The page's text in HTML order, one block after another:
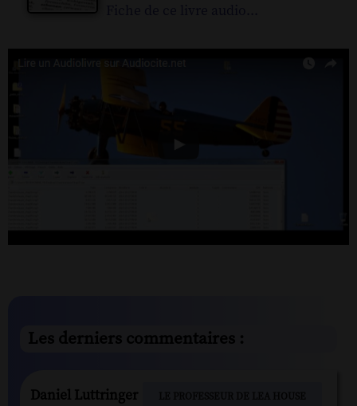
Les derniers commentaires :
Daniel Luttringer